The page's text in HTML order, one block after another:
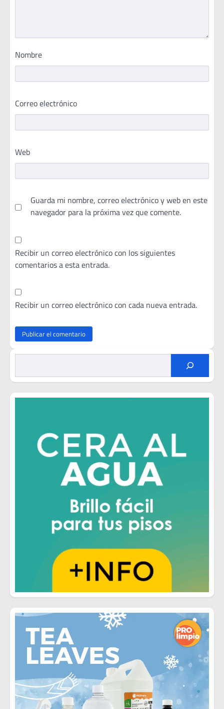
Nombre
Correo electrónico
Web
Guarda mi nombre, correo electrónico y web en este
navegador para la próxima vez que comente.
Recibir un correo electrónico con los siguientes
comentarios a esta entrada.
Recibir un correo electrónico con cada nueva entrada.